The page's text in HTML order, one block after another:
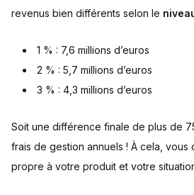
revenus bien différents selon le
1 % : 7,6 millions d’euros
2 % : 5,7 millions d’euros
3 % : 4,3 millions d’euros
Soit une différence finale de plus de
frais de gestion annuels ! À cela, vous
propre à votre produit et votre